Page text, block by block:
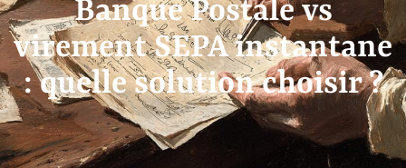
Banque Postale vs
virement SEPA instantane
: quelle solution choisir ?